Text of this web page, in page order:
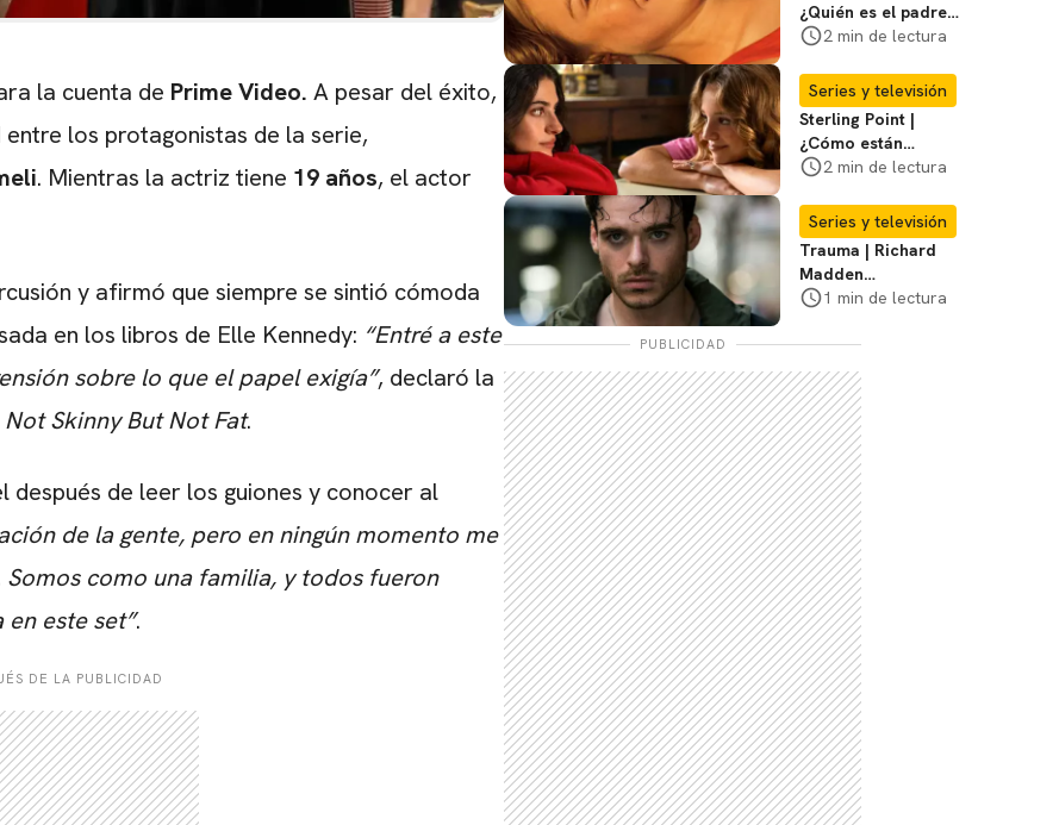
la cuenta de Prime Video. A pesar del éxito,
los protagonistas de la serie,
. Mientras la actriz tiene 19 años, el actor
y afirmó que siempre se sintió cómoda
en los libros de Elle Kennedy: “Entré a este
sobre lo que el papel exigía”, declaró la
Not Skinny But Not Fat.
después de leer los guiones y conocer al
de la gente, pero en ningún momento me
como una familia, y todos fueron
este set”.
DE LA PUBLICIDAD
¿Quién es el padre
biológico de
decimos
2 min de lectura
Series y televisión
Sterling Point |
¿Cómo están
conectados Annie,
Te explicamos
2 min de lectura
Series y televisión
Trauma | Richard
Madden
protagonizará serie
1 min de lectura
PUBLICIDAD
CARREGANDO PUBLICIDADE